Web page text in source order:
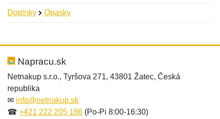
Doplnky Opasky
Hodnotenie:
Meno:*
Meno:
E-mail:*
Napracu.sk
Netnakup s.r.o., Tyršova 271, 43801 Žatec, Česká
republika
✉ info@netnakup.sk
☎ +421 222 205 186 (Po-Pi 8:00-16:30)